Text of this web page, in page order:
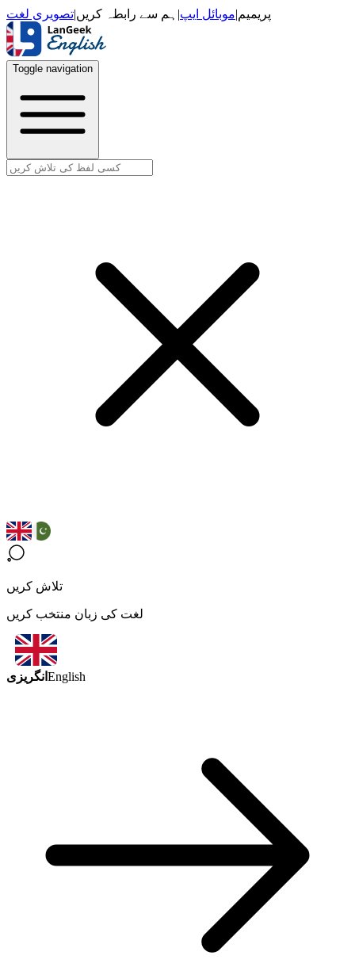
پریمیم|موبائل ایپ| ہم سے رابطہ کریں|تصویری لغت
Toggle navigation
تلاش کریں
لغت کی زبان منتخب کریں
انگریزی English